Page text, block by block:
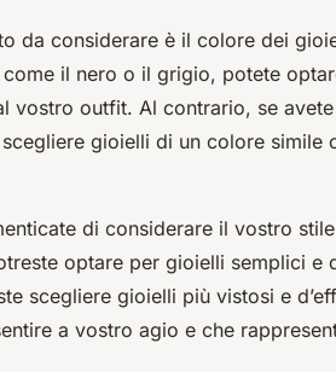
da considerare è il colore dei
il nero o il grigio, potete
vostro outfit. Al contrario, se
gioielli di un colore simile
di considerare il vostro
optare per gioielli semplici e
scegliere gioielli più vistosi e
a vostro agio e che